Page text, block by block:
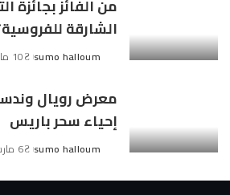
من الفائز بجائزة
الشارقة
Posted
sumo halloum 10 مارس، 2025
معرض رويال
إحياء سحر باريس
Posted
sumo halloum 6 مارس، 2025